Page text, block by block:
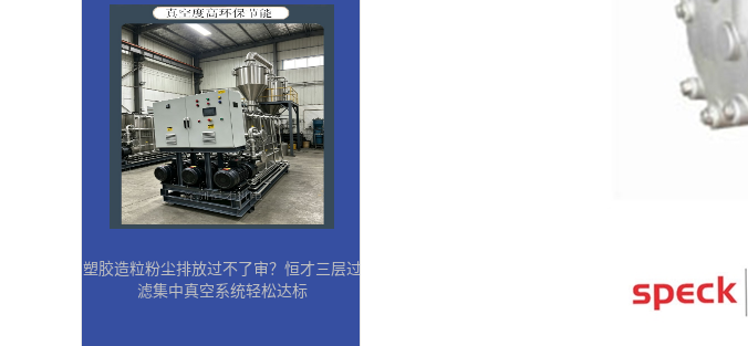
塑胶造粒粉尘排放过不了审？恒才三层过
滤集中真空系统轻松达标